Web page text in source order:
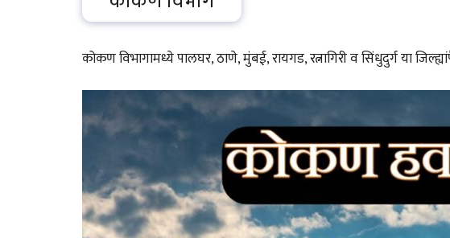
कोकण विभागामध्ये पालघर, ठाणे, मुंबई, रायगड, रत्नागिरी व सिंधुदुर्ग या